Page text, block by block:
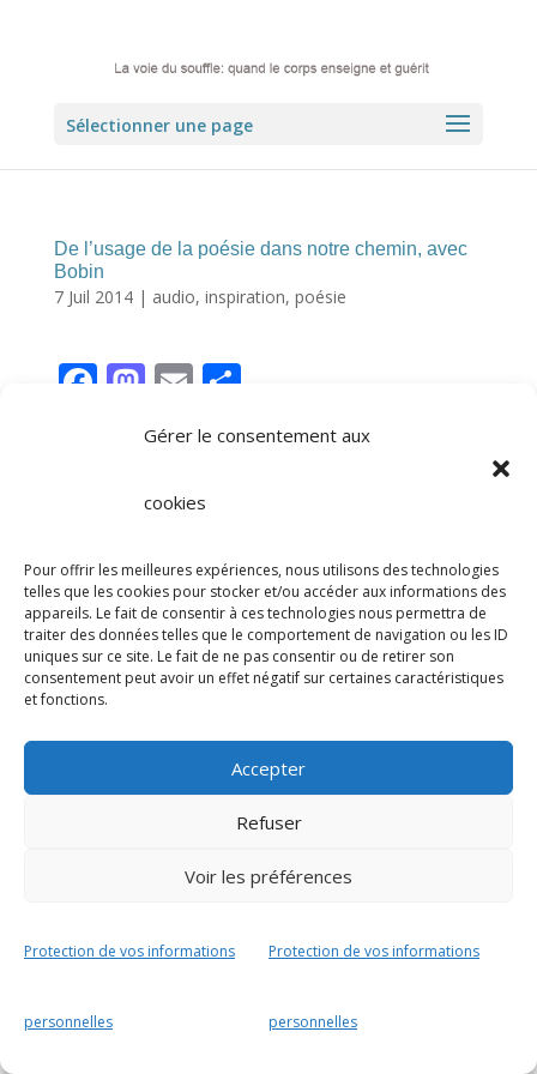
Gérer le consentement aux
cookies
Pour offrir les meilleures expériences, nous utilisons des technologies
telles que les cookies pour stocker et/ou accéder aux informations des
appareils. Le fait de consentir à ces technologies nous permettra de
traiter des données telles que le comportement de navigation ou les ID
uniques sur ce site. Le fait de ne pas consentir ou de retirer son
consentement peut avoir un effet négatif sur certaines caractéristiques
et fonctions.
Accepter
Refuser
Voir les préférences
Protection de vos informations
personnelles
Protection de vos informations
personnelles
Sélectionner une page
De l’usage de la poésie dans notre chemin, avec
Bobin
7 Juil 2014| audio, inspiration, poésie
F
o
k
M
as
to
d
n
E
m
ai
l
P
ar
ta
Accueil Soin et exploration par le souffle
Respiration holotropique Thérapie ?
La voie du souffle / Xavier de